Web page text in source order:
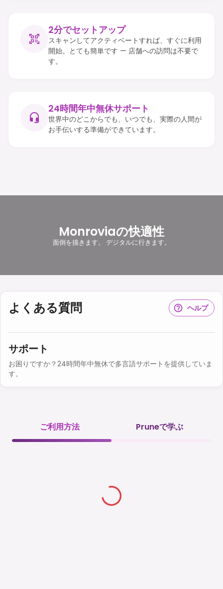
2分でセットアップ
スキャンしてアクティベートすれば、すぐに利用
開始。とても簡単です — 店舗への訪問は不要で
す。
24時間年中無休サポート
世界中のどこからでも、いつでも、実際の人間が
お手伝いする準備ができています。
Monroviaの快適性
面倒を描きます。 デジタルに行きます。
よくある質問 ヘルプ
サポート
お困りですか？24時間年中無休で多言語サポートを提供していま
す。
ご利用方法 Pruneで学ぶ